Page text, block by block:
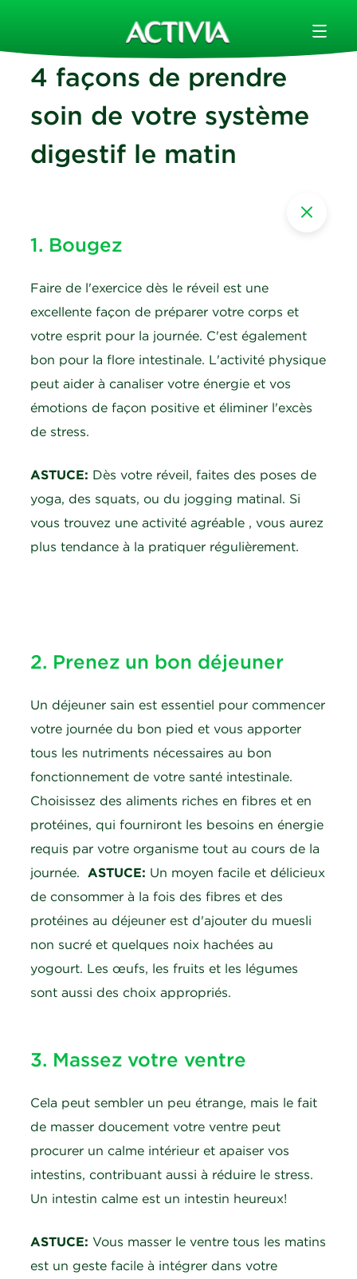
4 façons de prendre
soin de votre système
digestif le matin
1. Bougez
Faire de l'exercice dès le réveil est une
excellente façon de préparer votre corps et
votre esprit pour la journée. C'est également
bon pour la flore intestinale. L'activité physique
peut aider à canaliser votre énergie et vos
émotions de façon positive et éliminer l'excès
de stress.
ASTUCE: Dès votre réveil, faites des poses de
yoga, des squats, ou du jogging matinal. Si
vous trouvez une activité agréable , vous aurez
plus tendance à la pratiquer régulièrement.
2. Prenez un bon déjeuner
Un déjeuner sain est essentiel pour commencer
votre journée du bon pied et vous apporter
tous les nutriments nécessaires au bon
fonctionnement de votre santé intestinale.
Choisissez des aliments riches en fibres et en
protéines, qui fourniront les besoins en énergie
requis par votre organisme tout au cours de la
journée. ASTUCE: Un moyen facile et délicieux
de consommer à la fois des fibres et des
protéines au déjeuner est d'ajouter du muesli
non sucré et quelques noix hachées au
yogourt. Les œufs, les fruits et les légumes
sont aussi des choix appropriés.
3. Massez votre ventre
Cela peut sembler un peu étrange, mais le fait
de masser doucement votre ventre peut
procurer un calme intérieur et apaiser vos
intestins, contribuant aussi à réduire le stress.
Un intestin calme est un intestin heureux!
ASTUCE: Vous masser le ventre tous les matins
est un geste facile à intégrer dans votre